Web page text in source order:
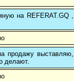
на REFERAT.GQ ,
продажу выставляю,
делают.